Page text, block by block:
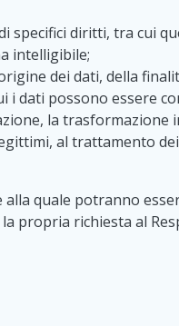
di specifici diritti, tra
intelligibile;
dei dati, della
dati possono essere
la
al trattamento
quale potranno
propria richiesta al